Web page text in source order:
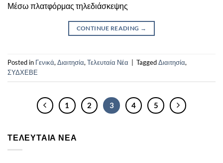
Μέσω πλατφόρμας τηλεδιάσκεψης
CONTINUE READING →
Posted in Γενικά, Διαιτησία, Τελευταία Νέα TaggedΔιαιτησία,
ΣΥΔΧΕΒΕ
1 2 3 4 5
ΤΕΛΕΥΤΑΊΑ ΝΈΑ